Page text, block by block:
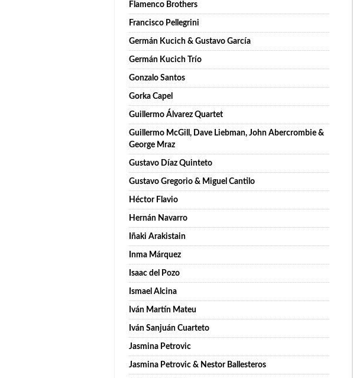
Flamenco Brothers
Francisco Pellegrini
Germán Kucich & Gustavo García
Germán Kucich Trío
Gonzalo Santos
Gorka Capel
Guillermo Álvarez Quartet
Guillermo McGill, Dave Liebman, John Abercrombie &
George Mraz
Gustavo Díaz Quinteto
Gustavo Gregorio & Miguel Cantilo
Héctor Flavio
Hernán Navarro
Iñaki Arakistain
Inma Márquez
Isaac del Pozo
Ismael Alcina
Iván Martín Mateu
Iván Sanjuán Cuarteto
Jasmina Petrovic
Jasmina Petrovic & Nestor Ballesteros